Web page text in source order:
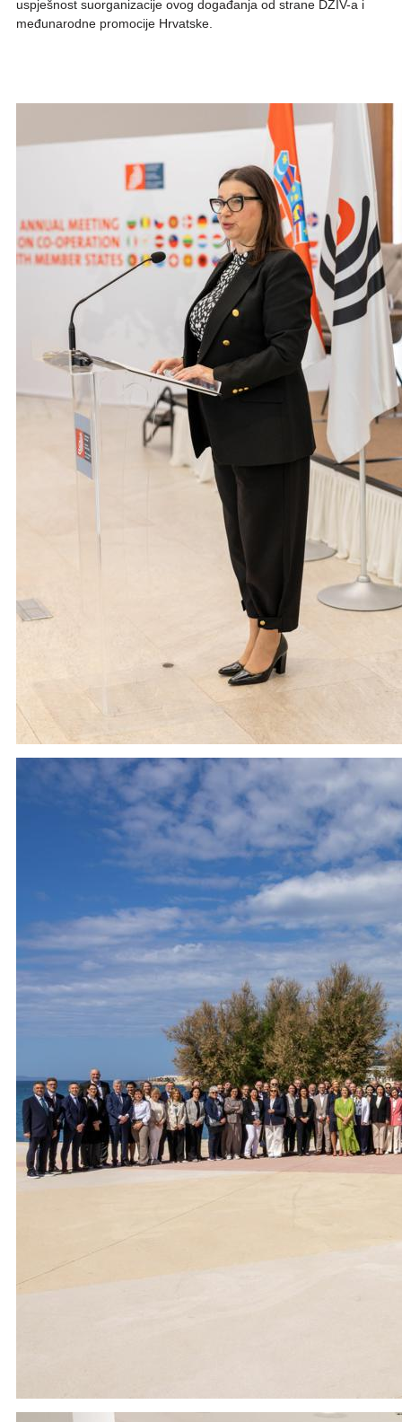
uspješnost suorganizacije ovog događanja od strane DZIV-a i
međunarodne promocije Hrvatske.